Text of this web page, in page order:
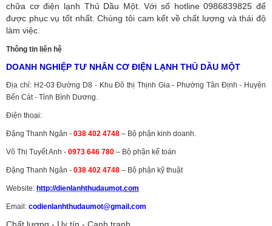
chữa cơ điện lạnh Thủ Dầu Một. Với số hotline 0986839825 để
được phục vụ tốt nhất. Chúng tôi cam kết về chất lượng và thái độ
làm việc.
Thông tin liên hệ
DOANH NGHIỆP TƯ NHÂN CƠ ĐIỆN LẠNH THỦ DẦU MỘT
Địa chỉ: H2-03 Đường D8 - Khu Đô thị Thịnh Gia - Phường Tân Định - Huyện
Bến Cát - Tỉnh Bình Dương.
Điện thoại:
Đặng Thanh Ngân - 038 402 4748 – Bộ phận kinh doanh.
Võ Thị Tuyết Anh - 0973 646 780 – Bộ phận kế toán
Đặng Thanh Ngân - 038 402 4748 – Bộ phận kỹ thuật
Website: http://dienlanhthudaumot.com
Email: codienlanhthudaumot@gmail.com